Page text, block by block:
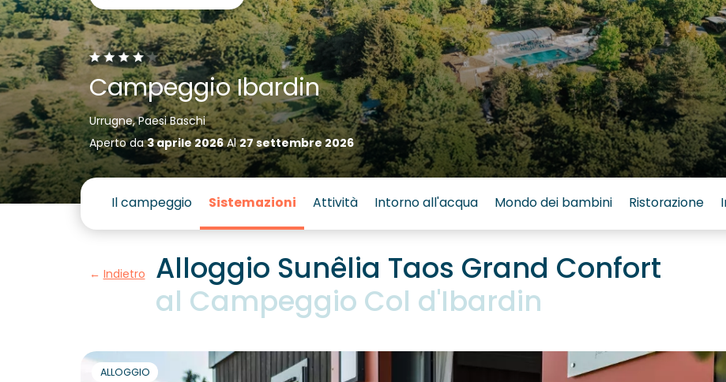
Campeggio Ibardin
Urrugne, Paesi Baschi
Aperto da3 aprile 2026Al27 settembre 2026
Il campeggio Sistemazioni Attività Intorno all'acqua Mondo dei bambini Ristorazione
Indietro
Alloggio Sunêlia Taos Grand Confort
al Campeggio Col d'Ibardin
ALLOGGIO